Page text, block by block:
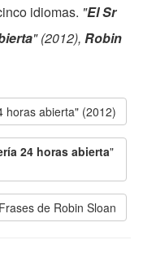
idiomas. "El Sr
" (2012), Robin
horas abierta" (2012)
24 horas abierta"
Frases de Robin Sloan